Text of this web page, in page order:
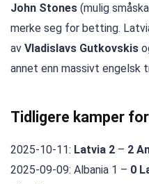
John Stones (mulig
merke seg for betting.
av Vladislavs Gutkovskis
annet enn massivt engelsk
Tidligere kamper
2025-10-11: Latvia 2 – 2
2025-09-09: Albania 1 – 0